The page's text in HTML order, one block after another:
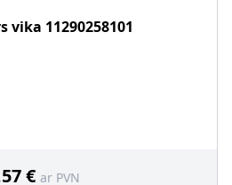
vika 11290258101
€ ar PVN